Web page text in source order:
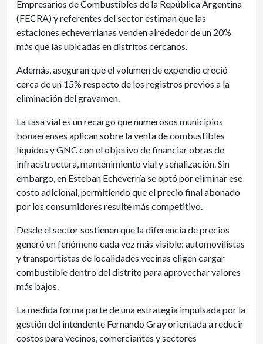
Empresarios de Combustibles de la República Argentina
(FECRA) y referentes del sector estiman que las
estaciones echeverrianas venden alrededor de un 20%
más que las ubicadas en distritos cercanos.
Además, aseguran que el volumen de expendio creció
cerca de un 15% respecto de los registros previos a la
eliminación del gravamen.
La tasa vial es un recargo que numerosos municipios
bonaerenses aplican sobre la venta de combustibles
líquidos y GNC con el objetivo de financiar obras de
infraestructura, mantenimiento vial y señalización. Sin
embargo, en Esteban Echeverría se optó por eliminar ese
costo adicional, permitiendo que el precio final abonado
por los consumidores resulte más competitivo.
Desde el sector sostienen que la diferencia de precios
generó un fenómeno cada vez más visible: automovilistas
y transportistas de localidades vecinas eligen cargar
combustible dentro del distrito para aprovechar valores
más bajos.
La medida forma parte de una estrategia impulsada por la
gestión del intendente Fernando Gray orientada a reducir
costos para vecinos, comerciantes y sectores